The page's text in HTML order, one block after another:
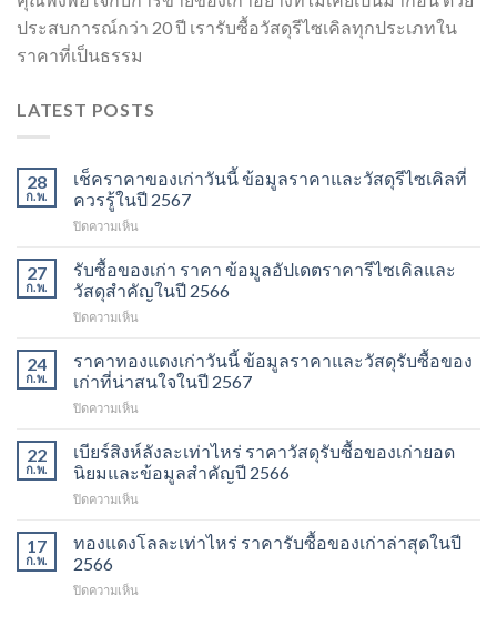
ประสบการณ์กว่า 20 ปี เรารับซื้อวัสดุรีไซเคิลทุกประเภทใน
ราคาที่เป็นธรรม
LATEST POSTS
28
ก.พ.
เช็คราคาของเก่าวันนี้ ข้อมูลราคาและวัสดุรีไซเคิลที่
ควรรู้ในปี 2567
ปิดความเห็น
ราคา
ของ
เก่า
วัน
ข้อมูล
ราคา
วัสดุ
ที่
ควร
ในปี
27
ก.พ.
รับซื้อของเก่า ราคา ข้อมูลอัปเดตราคารีไซเคิลและ
วัสดุสำคัญในปี 2566
ปิดความเห็น
ของ
เก่า
ราคา
อัปเดต
ราคา
รีไซเคิล
และ
สำคัญ
24
ก.พ.
ราคาทองแดงเก่าวันนี้ ข้อมูลราคาและวัสดุรับซื้อของ
เก่าที่น่าสนใจในปี 2567
ปิดความเห็น
ทองแดง
เก่า
วัน
นี้
ราคา
รับ
22
ก.พ.
เบียร์สิงห์ลังละเท่าไหร่ ราคาวัสดุรับซื้อของเก่ายอด
นิยมและข้อมูลสำคัญปี 2566
ปิดความเห็น
สิงห์
ลัง
เท่า
17
ก.พ.
ทองแดงโลละเท่าไหร่ ราคารับซื้อของเก่าล่าสุดในปี
2566
ปิดความเห็น